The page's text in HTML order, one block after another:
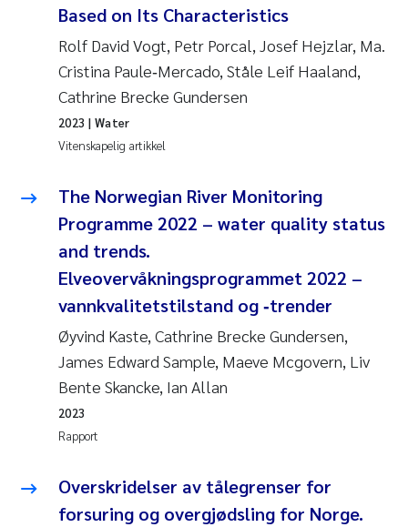
Based on Its Characteristics
Rolf David Vogt, Petr Porcal, Josef Hejzlar, Ma.
Cristina Paule‐Mercado, Ståle Leif Haaland,
Cathrine Brecke Gundersen
Vitenskapelig artikkel
2023 | Water
The Norwegian River Monitoring
Programme 2022 – water quality status
and trends.
Elveovervåkningsprogrammet 2022 –
vannkvalitetstilstand og ‐trender
Øyvind Kaste, Cathrine Brecke Gundersen,
James Edward Sample, Maeve Mcgovern, Liv
Bente Skancke, Ian Allan
Rapport
2023
Overskridelser av tålegrenser for
forsuring og overgjødsling for Norge.